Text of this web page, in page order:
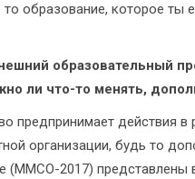
образование, которое ты
образовательный
ли что-то менять,
предпринимает действия
организации, будь то
(ММСО-2017)